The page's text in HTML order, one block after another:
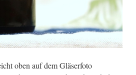
oben auf dem Gläserfoto